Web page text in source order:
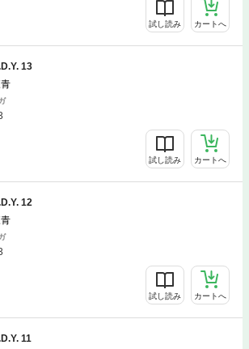
試し読み カートへ
13
試し読み カートへ
12
試し読み カートへ
11